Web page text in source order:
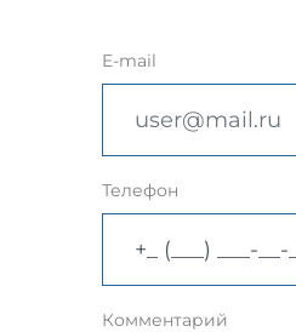
E-mail
Телефон
Комментарий